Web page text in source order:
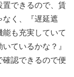
置できるので、賃
なく、『遅延遮
も充実していて
ているかな？』
確認できるので便